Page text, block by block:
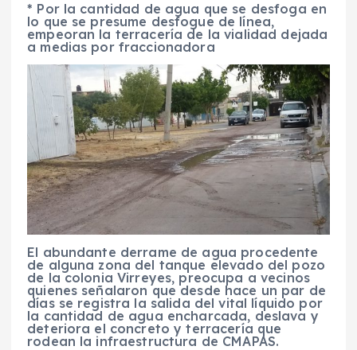
* Por la cantidad de agua que se desfoga en
lo que se presume desfogue de línea,
empeoran la terracería de la vialidad dejada
a medias por fraccionadora
El abundante derrame de agua procedente
de alguna zona del tanque elevado del pozo
de la colonia Virreyes, preocupa a vecinos
quienes señalaron que desde hace un par de
días se registra la salida del vital líquido por
la cantidad de agua encharcada, deslava y
deteriora el concreto y terracería que
rodean la infraestructura de CMAPAS.